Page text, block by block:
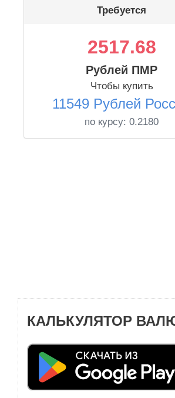
Требуется
2517.68
Рублей ПМР
Чтобы купить
11549 Рублей
по курсу: 0.2180
КАЛЬКУЛЯТОР